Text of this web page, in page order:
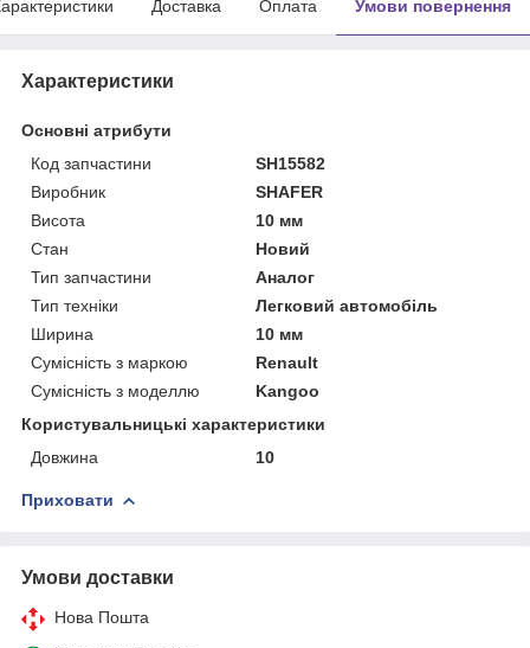
Доставка Оплата Умови повернення
Характеристики
Основні атрибути
Код запчастини
SH15582
Виробник
SHAFER
Висота
10 мм
Стан
Новий
Тип запчастини
Аналог
Тип техніки
Легковий автомобіль
Ширина
10 мм
Сумісність з маркою
Renault
Сумісність з моделлю
Kangoo
Користувальницькі характеристики
Довжина
10
Приховати
Умови доставки
Нова Пошта